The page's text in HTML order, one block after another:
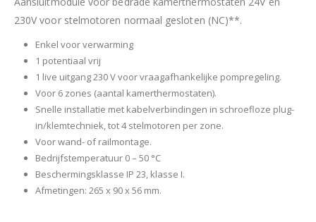
230V voor stelmotoren normaal gesloten (NC)**.
Enkel voor verwarming
1 potentiaal vrij
1 live uitgang 230 V voor vraagafhankelijke pompregeling.
Voor 6 zones (aantal kamerthermostaten).
Snelle installatie met kabelverbindingen in schroefloze plug-
in/klemtechniek, tot 4 stelmotoren per zone.
Voor wand- of railmontage.
Bedrijfstemperatuur 0 – 50 °C
Beschermingsklasse IP 23, klasse I.
Afmetingen: 265 x 90 x 56 mm.